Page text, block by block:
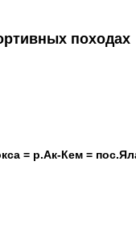
походах
= р.Ак-Кем =